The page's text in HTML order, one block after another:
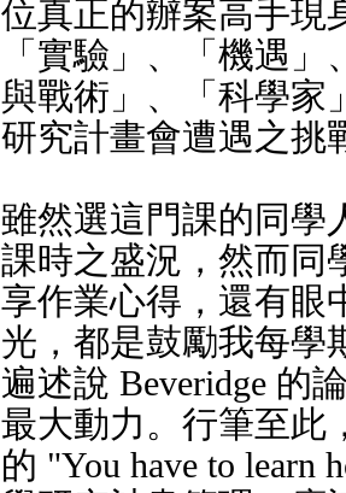
位真正的辦案高手現
「實驗」、「機遇
與戰術」、「科學家
研究計畫會遭遇之挑
雖然選這門課的同學
課時之盛況，然而同
享作業心得，還有眼
光，都是鼓勵我每學
遍述說 Beveridge 的
最大動力。行筆至此
的 "You have to learn